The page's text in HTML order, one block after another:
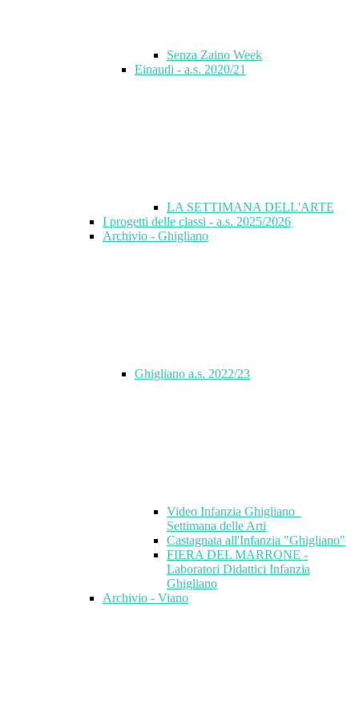
Senza Zaino Week
Einaudi - a.s. 2020/21
LA SETTIMANA DELL'ARTE
I progetti delle classi - a.s. 2025/2026
Archivio - Ghigliano
Ghigliano a.s. 2022/23
Video Infanzia Ghigliano_
Settimana delle Arti
Castagnata all'Infanzia "Ghigliano"
FIERA DEL MARRONE -
Laboratori Didattici Infanzia
Ghigliano
Archivio - Viano